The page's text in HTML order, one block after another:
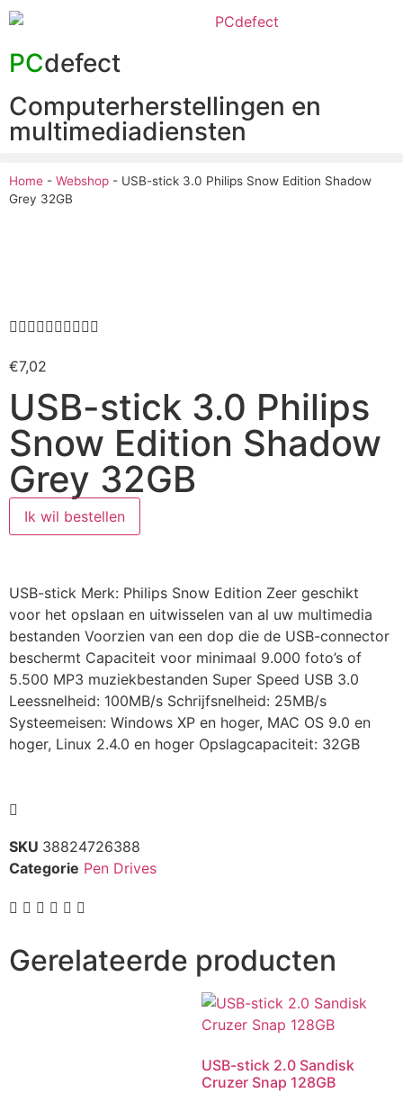
PCdefect
Computerherstellingen en
multimediadiensten
Home - Webshop - USB-stick 3.0 Philips Snow Edition Shadow
Grey 32GB

€7,02
USB-stick 3.0 Philips
Snow Edition Shadow
Grey 32GB
Ik wil bestellen
USB-stick Merk: Philips Snow Edition Zeer geschikt
voor het opslaan en uitwisselen van al uw multimedia
bestanden Voorzien van een dop die de USB-connector
beschermt Capaciteit voor minimaal 9.000 foto’s of
5.500 MP3 muziekbestanden Super Speed USB 3.0
Leessnelheid: 100MB/s Schrijfsnelheid: 25MB/s
Systeemeisen: Windows XP en hoger, MAC OS 9.0 en
hoger, Linux 2.4.0 en hoger Opslagcapaciteit: 32GB
SKU 38824726388
Categorie Pen Drives
Gerelateerde producten
USB-stick 2.0 Sandisk
Cruzer Snap 128GB